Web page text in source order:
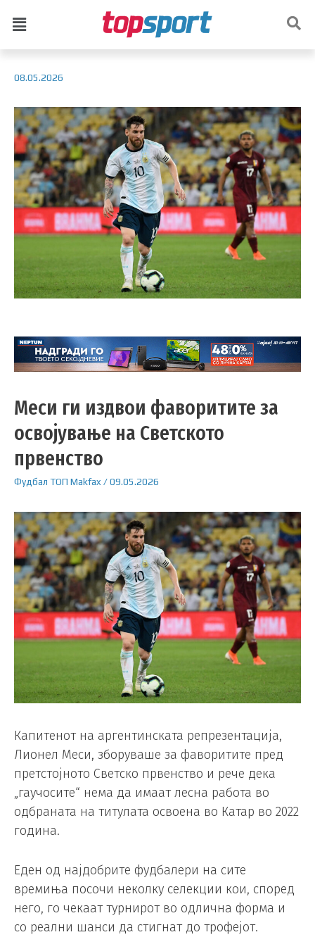
08.05.2026
Меси ги издвои фаворитите за
освојување на Светското
првенство
Фудбал ТОП Makfax /09.05.2026
Капитенот на аргентинската репрезентација,
Лионел Меси, зборуваше за фаворитите пред
претстојното Светско првенство и рече дека
„гаучосите“ нема да имаат лесна работа во
одбраната на титулата освоена во Катар во 2022
година.
Еден од најдобрите фудбалери на сите
времиња посочи неколку селекции кои, според
него, го чекаат турнирот во одлична форма и
со реални шанси да стигнат до трофејот.